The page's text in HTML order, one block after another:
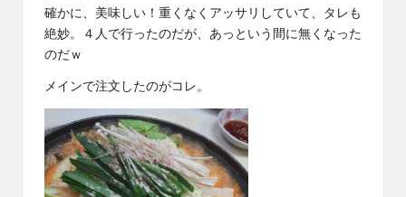
確かに、美味しい！重くなくアッサリしていて、タレも
絶妙。４人で行ったのだが、あっという間に無くなった
のだｗ
メインで注文したのがコレ。